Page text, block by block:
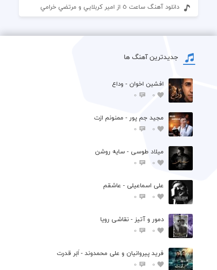
دانلود آهنگ ساعت ٥ از امير كربلايي و مرتضي خرامي
جدیدترین آهنگ ها
افشين اخوان - وداع
0
0
مجید جم پور - ممنونم ازت
0
0
میلاد طوسی - سایه روشن
0
0
علی اسماعیلی - عاشقم
0
0
دمور و آتیز - نقاشی رویا
0
0
فرید پیروانیان و علی محمدوند - اَبَر قدرت
0
0